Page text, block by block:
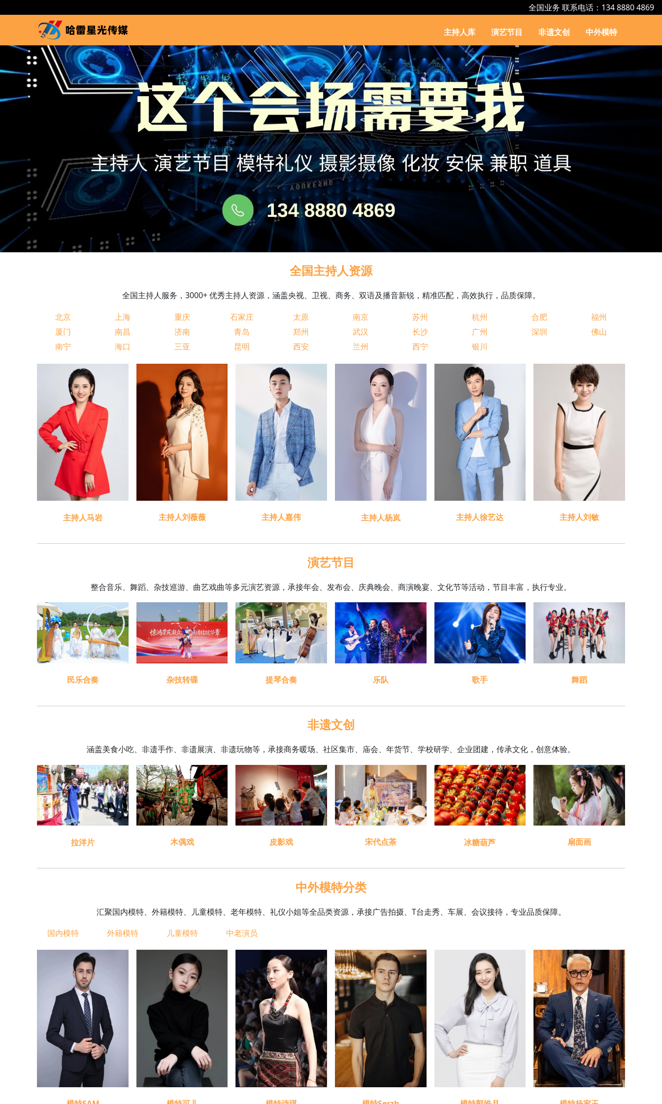
全国业务 联系电话：134 8880 4869
主持人库 演艺节目 非遗文创 中外模特
全国主持人资源
全国主持人服务，3000+ 优秀主持人资源，涵盖央视、卫视、商务、双语及播音新锐，精准匹配，高效执行，品质保障。
北京
上海 重庆 石家庄 太原 南京 苏州 杭州 合肥
福州
厦门
南昌 济南 青岛 郑州 武汉 长沙 广州 深圳
佛山
南宁
海口 三亚 昆明 西安 兰州 西宁 银川
主持人马岩 主持人刘薇薇 主持人嘉伟 主持人杨岚 主持人徐艺达 主持人刘敏
演艺节目
整合音乐、舞蹈、杂技巡游、曲艺戏曲等多元演艺资源，承接年会、发布会、庆典晚会、商演晚宴、文化节等活动，节目丰富，执行专业。
民乐合奏 杂技转碟 提琴合奏 乐队 歌手 舞蹈
非遗文创
涵盖美食小吃、非遗手作、非遗展演、非遗玩物等，承接商务暖场、社区集市、庙会、年货节、学校研学、企业团建，传承文化，创意体验。
拉洋片 木偶戏 皮影戏 宋代点茶 冰糖葫芦 扇面画
中外模特分类
汇聚国内模特、外籍模特、儿童模特、老年模特、礼仪小姐等全品类资源，承接广告拍摄、T台走秀、车展、会议接待，专业品质保障。
国内模特
外籍模特 儿童模特 中老演员